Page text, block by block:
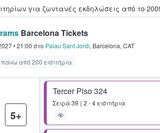
για ζωντανές εκδηλώσεις από το
Όπου οι φαν αγοράζουν και
Barcelona Tickets
•21:00 στο Palau Sant Jordi, Barcelona, CAT
από 200 εισιτήρια
Tercer Piso 324
Σειρά39 2 - 4 εισιτήρια
5+